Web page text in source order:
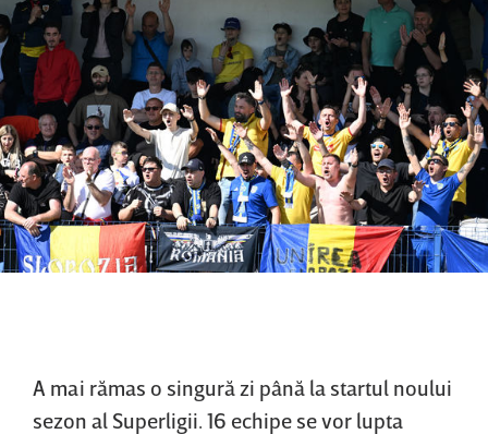
A mai rămas o singură zi până la startul noului
sezon al Superligii. 16 echipe se vor lupta